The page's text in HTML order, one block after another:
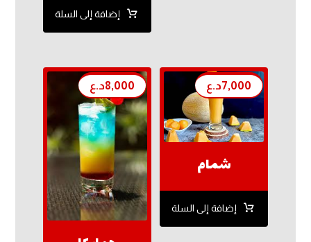
إضافة إلى السلة
شمام
7,000د.ع
إضافة إلى السلة
8,000د.ع